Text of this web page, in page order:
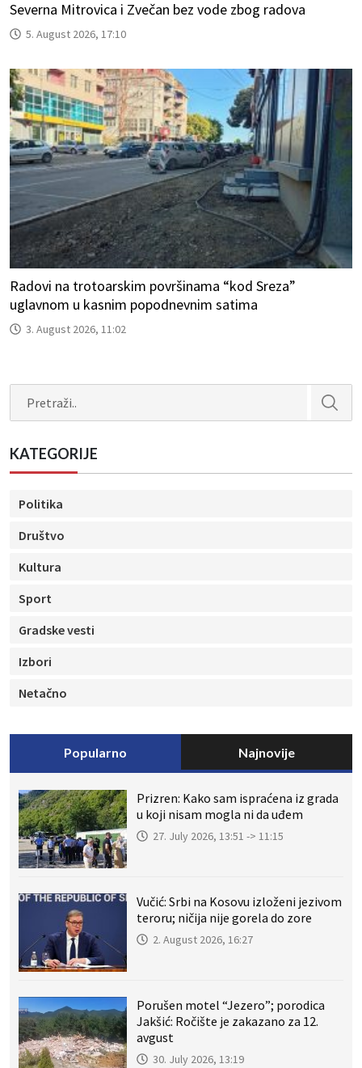
Severna Mitrovica i Zvečan bez vode zbog radova
5. August 2026, 17:10
Radovi na trotoarskim površinama “kod Sreza”
uglavnom u kasnim popodnevnim satima
3. August 2026, 11:02
KATEGORIJE
Politika
Društvo
Kultura
Sport
Gradske vesti
Izbori
Netačno
Popularno Najnovije
Prizren: Kako sam ispraćena iz grada
u koji nisam mogla ni da uđem
27. July 2026, 13:51 -> 11:15
Vučić: Srbi na Kosovu izloženi jezivom
teroru; ničija nije gorela do zore
2. August 2026, 16:27
Porušen motel “Jezero”; porodica
Jakšić: Ročište je zakazano za 12.
avgust
30. July 2026, 13:19